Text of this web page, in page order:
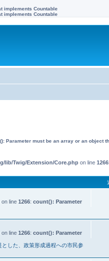
implements Countable
implements Countable
Parameter must be an array or an object
lib/Twig/Extension/Core.php on line 1266
on line 1266: count(): Parameter
on line 1266: count(): Parameter
した、政策形成過程への市民参